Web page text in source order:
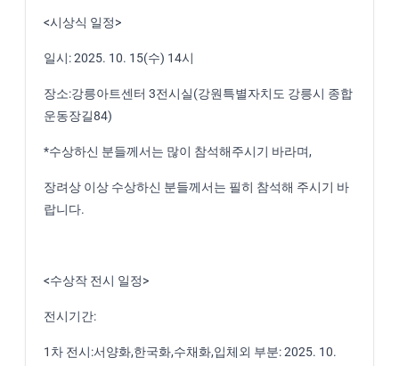
<시상식 일정>
일시: 2025. 10. 15(수) 14시
장소:강릉아트센터 3전시실(강원특별자치도 강릉시 종합
운동장길84)
*수상하신 분들께서는 많이 참석해주시기 바라며,
장려상 이상 수상하신 분들께서는 필히 참석해 주시기 바
랍니다.
<수상작 전시 일정>
전시기간:
1차 전시:서양화,한국화,수채화,입체외 부분: 2025. 10.